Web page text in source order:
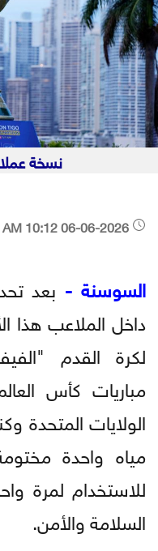
نسخة
السوسنة - بعد
داخل الملاعب هذا
لكرة القدم
مباريات كأس
الولايات المتحدة
مياه واحدة
للاستخدام لمرة
السلامة والأمن.